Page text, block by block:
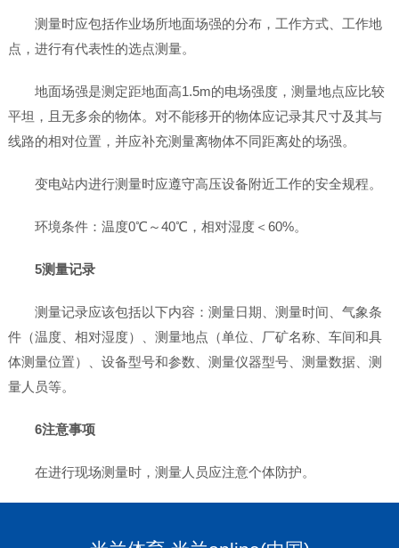
测量时应包括作业场所地面场强的分布，工作方式、工作地
点，进行有代表性的选点测量。
地面场强是测定距地面高1.5m的电场强度，测量地点应比较
平坦，且无多余的物体。对不能移开的物体应记录其尺寸及其与
线路的相对位置，并应补充测量离物体不同距离处的场强。
变电站内进行测量时应遵守高压设备附近工作的安全规程。
环境条件：温度0℃～40℃，相对湿度＜60%。
5测量记录
测量记录应该包括以下内容：测量日期、测量时间、气象条
件（温度、相对湿度）、测量地点（单位、厂矿名称、车间和具
体测量位置）、设备型号和参数、测量仪器型号、测量数据、测
量人员等。
6注意事项
在进行现场测量时，测量人员应注意个体防护。